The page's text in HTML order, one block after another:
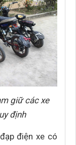
giữ các xe
định
điện xe có